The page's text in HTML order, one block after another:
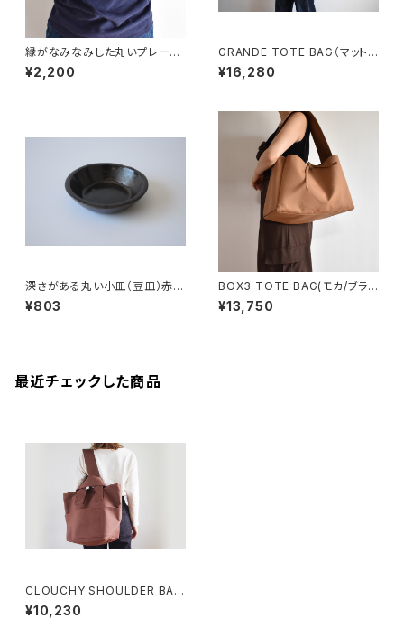
縁がなみなみした丸いプレート
中皿(白/光沢/点模様/白御影土)
¥2,200
GRANDE TOTE BAG（マットブ
ラウン）
¥16,280
深さがある丸い小皿（豆皿）赤土
×錆釉
¥803
BOX3 TOTE BAG(モカ/ブラウ
ン）
¥13,750
最近チェックした商品
CLOUCHY SHOULDER BAG
(コーヒー/ブラウン)
¥10,230